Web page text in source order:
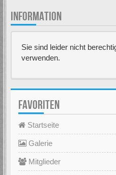
INFORMATION
Sie sind leider nicht
verwenden.
FAVORITEN
Startseite
Galerie
Mitglieder